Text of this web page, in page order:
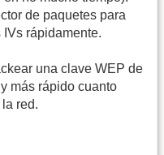
de paquetes para
rápidamente.
una clave WEP de
más rápido cuanto
red.